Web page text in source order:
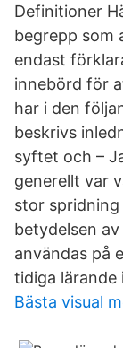
Definitioner
begrepp som
endast
innebörd för
har i den
beskrivs
syftet och –
generellt var
stor spridning
betydelsen
användas på
tidiga lärande
Bästa visual